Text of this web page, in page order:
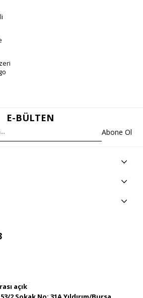
E-BÜLTEN
Abone Ol
açık